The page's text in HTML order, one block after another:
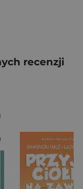
recenzji